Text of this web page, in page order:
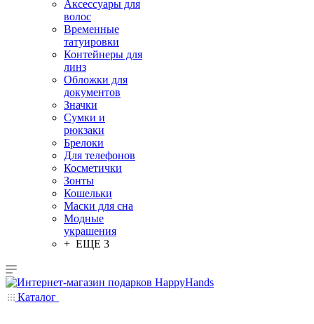
Аксессуары для
волос
Временные
татуировки
Контейнеры для
линз
Обложки для
документов
Значки
Сумки и
рюкзаки
Брелоки
Для телефонов
Косметички
Зонты
Кошельки
Маски для сна
Модные
украшения
+ ЕЩЕ 3
Каталог